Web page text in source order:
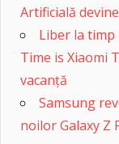
Artificială
Liber la timp
Time is Xiaomi
vacanță
Samsung
noilor Galaxy Z